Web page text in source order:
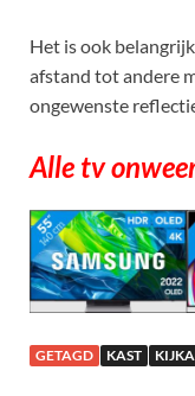
Het is ook
afstand tot andere
ongewenste
Alle tv
GETAGD KAST